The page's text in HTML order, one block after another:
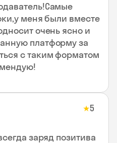
меня были вместе
очень ясно и
платформу за
с таким форматом
★5
заряд позитива